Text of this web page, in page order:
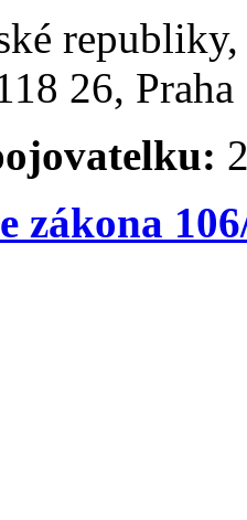
26,
zákona